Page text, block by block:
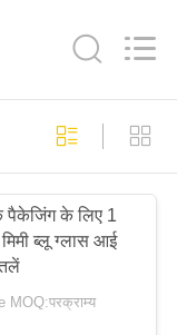
पैकेजिंग के लिए 1
ब्लू ग्लास आई
MOQ:परक्राम्य